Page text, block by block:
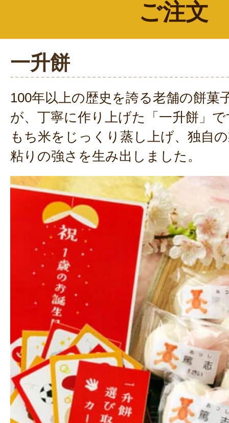
この度はご購入ありがとうござ
お孫様の初めてのお誕生日に一
お届け希望日に無事到着し、ご
時間を過ごされたとのこと、私
います。
またご縁がありましたら、よろ
ます。
この度のご注文まことにありが
た。
2024年04月
初誕生を迎える孫のために 一升餅
あわづやさんを選んだ決め手は、
の可愛い画像と美味しかったとい
そして信頼です
希望した頃に無事到着!名前を入れ
夫婦が喜んでくれて嬉しかった❗
おかげさまでイベントは楽しい時
はもっちもち美味しかったですよ❕
ありがとうございました☺️
2024年03
この度はご購入ありがとうござ
ご注文
一升餅
100年以上の歴史を誇る老舗の餅菓
が、丁寧に作り上げた「一升餅」
もち米をじっくり蒸し上げ、独自
粘りの強さを生み出しました。